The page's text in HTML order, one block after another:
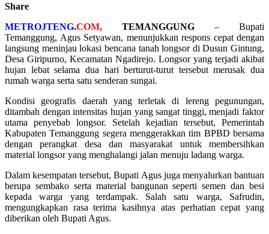
Share
METROJTENG.COM, TEMANGGUNG – Bupati
Temanggung, Agus Setyawan, menunjukkan respons cepat dengan
langsung meninjau lokasi bencana tanah longsor di Dusun Gintung,
Desa Giripurno, Kecamatan Ngadirejo. Longsor yang terjadi akibat
hujan lebat selama dua hari berturut-turut tersebut merusak dua
rumah warga serta satu senderan sungai.
Kondisi geografis daerah yang terletak di lereng pegunungan,
ditambah dengan intensitas hujan yang sangat tinggi, menjadi faktor
utama penyebab longsor. Setelah kejadian tersebut, Pemerintah
Kabupaten Temanggung segera menggerakkan tim BPBD bersama
dengan perangkat desa dan masyarakat untuk membersihkan
material longsor yang menghalangi jalan menuju ladang warga.
Dalam kesempatan tersebut, Bupati Agus juga menyalurkan bantuan
berupa sembako serta material bangunan seperti semen dan besi
kepada warga yang terdampak. Salah satu warga, Safrudin,
mengungkapkan rasa terima kasihnya atas perhatian cepat yang
diberikan oleh Bupati Agus.